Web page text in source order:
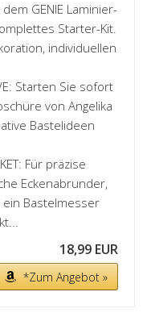
dem GENIE Laminier-
Starter-Kit.
individuellen
Starten Sie sofort
von Angelika
Bastelideen
Für präzise
Eckenabrunder,
Bastelmesser
18,99 EUR
*Zum Angebot »